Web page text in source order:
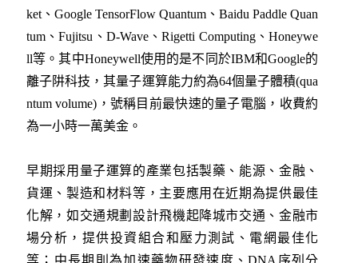
ket、Google TensorFlow Quantum、Baidu Paddle Quan
tum、Fujitsu、D-Wave、Rigetti Computing、Honeywe
ll等。其中Honeywell使用的是不同於IBM和Google的
離子阱科技，其量子運算能力約為64個量子體積(qua
ntum volume)，號稱目前最快速的量子電腦，收費約
為一小時一萬美金。
早期採用量子運算的產業包括製藥、能源、金融、
貨運、製造和材料等，主要應用在近期為提供最佳
化解，如交通規劃設計飛機起降城市交通、金融市
場分析，提供投資組合和壓力測試、電網最佳化
等；中長期則為加速藥物研發速度、DNA序列分